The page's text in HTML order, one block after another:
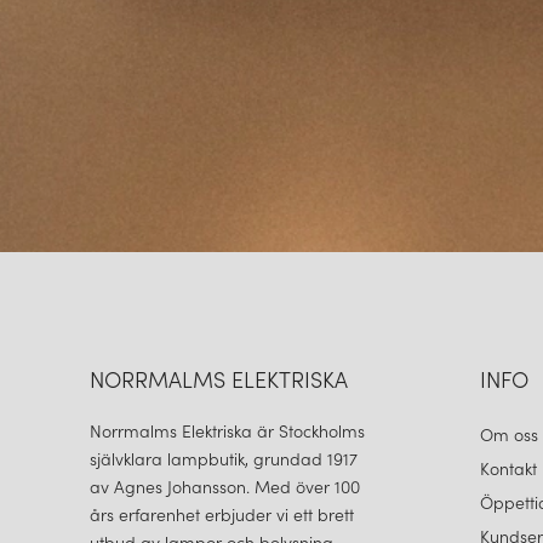
NORRMALMS ELEKTRISKA
Norrmalms Elektriska är Stockholms
självklara lampbutik, grundad 1917
av Agnes Johansson. Med över 100
års erfarenhet erbjuder vi ett brett
INFO
Om oss
Kontakt